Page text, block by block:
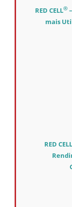
RED CELL®
mais
RED CELL